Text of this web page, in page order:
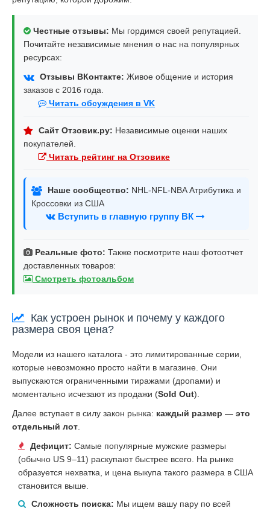
Честные отзывы: Мы гордимся своей репутацией.
Почитайте независимые мнения о нас на популярных
ресурсах:
Отзывы ВКонтакте: Живое общение и история
заказов с 2016 года.
Читать обсуждения в VK
Сайт Отзовик.ру: Независимые оценки наших
покупателей.
Читать рейтинг на Отзовике
Наше сообщество: NHL-NFL-NBA Атрибутика и
Кроссовки из США
Вступить в главную группу ВК
Реальные фото: Также посмотрите наш фотоотчет
доставленных товаров:
Смотреть фотоальбом
Как устроен рынок и почему у каждого
размера своя цена?
Модели из нашего каталога - это лимитированные серии,
которые невозможно просто найти в магазине. Они
выпускаются ограниченными тиражами (дропами) и
моментально исчезают из продажи (Sold Out).
Далее вступает в силу закон рынка: каждый размер — это
отдельный лот
Дефицит: Самые популярные мужские размеры
(обычно US 9–11) раскупают быстрее всего. На рынке
образуется нехватка, и цена выкупа такого размера в США
становится выше.
Сложность поиска: Мы ищем вашу пару по всей